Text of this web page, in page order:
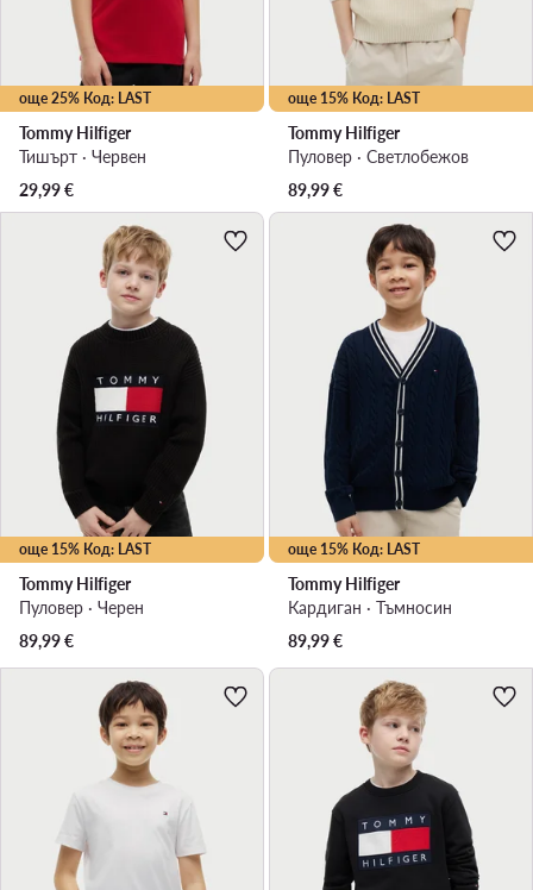
още 25% Код: LAST
Tommy Hilfiger
Тишърт · Червен
29,99€
още 15% Код: LAST
Tommy Hilfiger
Пуловер · Светлобежов
89,99€
още 15% Код: LAST
Tommy Hilfiger
Пуловер · Черен
89,99€
още 15% Код: LAST
Tommy Hilfiger
Кардиган · Тъмносин
89,99€